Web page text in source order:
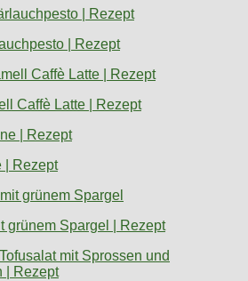
| Rezept
Caffè Latte | Rezept
| Rezept
grünem Spargel | Rezept